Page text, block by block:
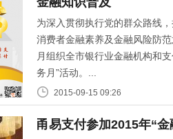
为深入贯彻执行党的群众路线
消费者金融素养及金融风险防
月组织全市银行业金融机构和
务月”活动。...
2015-09-15 09:26
甬易支付参加2015年“